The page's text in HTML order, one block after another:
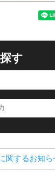
す
関するお知ら